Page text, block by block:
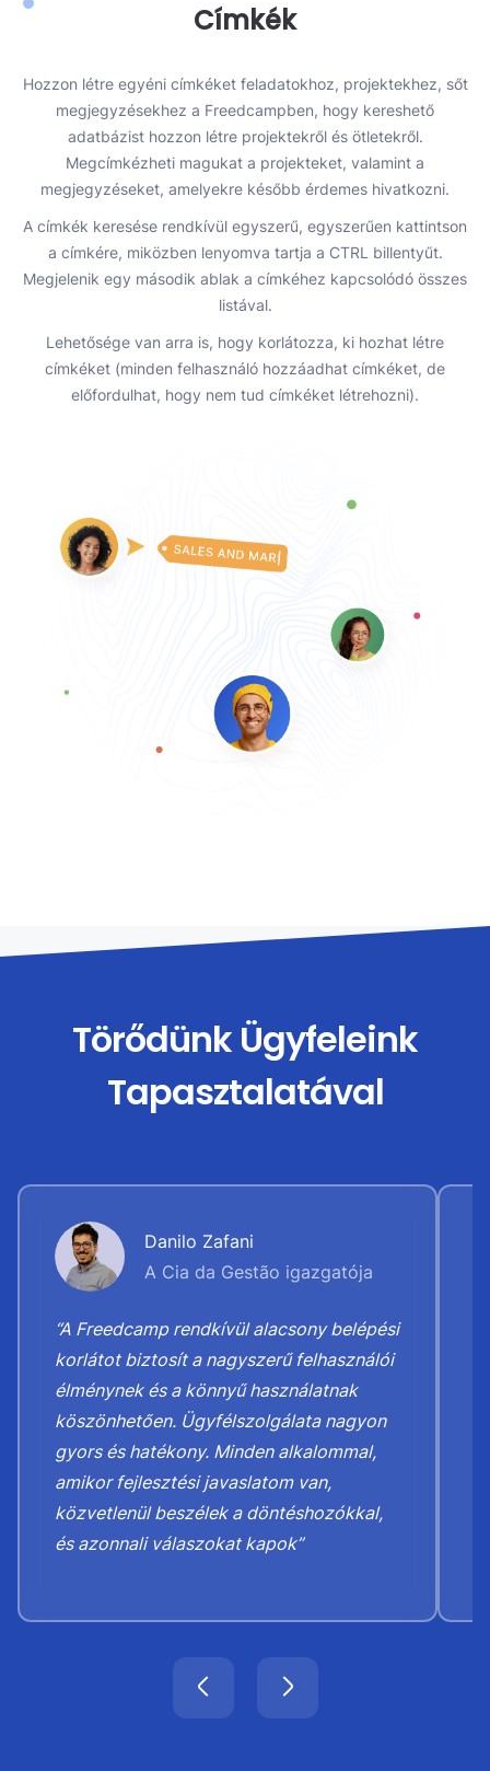
Címkék
Hozzon létre egyéni címkéket feladatokhoz, projektekhez, sőt
megjegyzésekhez a Freedcampben, hogy kereshető
adatbázist hozzon létre projektekről és ötletekről.
Megcímkézheti magukat a projekteket, valamint a
megjegyzéseket, amelyekre később érdemes hivatkozni.
A címkék keresése rendkívül egyszerű, egyszerűen kattintson
a címkére, miközben lenyomva tartja a CTRL billentyűt.
Megjelenik egy második ablak a címkéhez kapcsolódó összes
listával.
Lehetősége van arra is, hogy korlátozza, ki hozhat létre
címkéket (minden felhasználó hozzáadhat címkéket, de
előfordulhat, hogy nem tud címkéket létrehozni).
Törődünk Ügyfeleink
Tapasztalatával
Danilo Zafani
A Cia da Gestão igazgatója
“A Freedcamp rendkívül alacsony belépési
korlátot biztosít a nagyszerű felhasználói
élménynek és a könnyű használatnak
köszönhetően. Ügyfélszolgálata nagyon
gyors és hatékony. Minden alkalommal,
amikor fejlesztési javaslatom van,
közvetlenül beszélek a döntéshozókkal,
és azonnali válaszokat kapok”